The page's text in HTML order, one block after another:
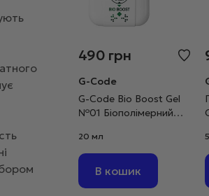
490 грн
G-Code
G-Code Bio Boost Gel
№01 Біополімерний
20 мл
20 мл
В кошик